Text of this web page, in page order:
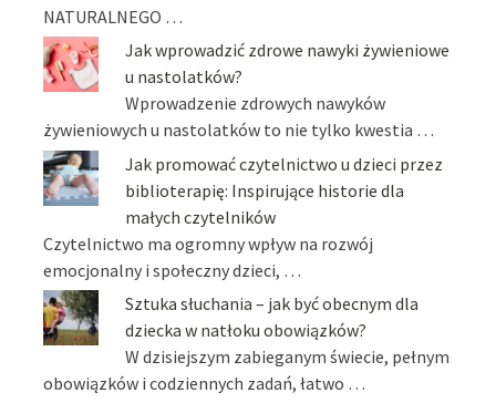
NATURALNEGO …
Jak wprowadzić zdrowe nawyki żywieniowe
u nastolatków?
Wprowadzenie zdrowych nawyków
żywieniowych u nastolatków to nie tylko kwestia …
Jak promować czytelnictwo u dzieci przez
biblioterapię: Inspirujące historie dla
małych czytelników
Czytelnictwo ma ogromny wpływ na rozwój
emocjonalny i społeczny dzieci, …
Sztuka słuchania – jak być obecnym dla
dziecka w natłoku obowiązków?
W dzisiejszym zabieganym świecie, pełnym
obowiązków i codziennych zadań, łatwo …